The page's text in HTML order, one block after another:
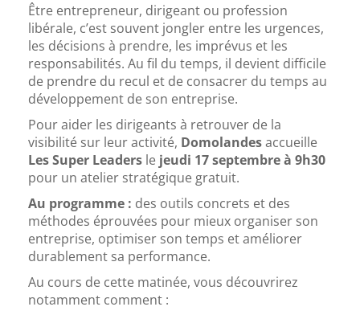
Être entrepreneur, dirigeant ou profession
libérale, c’est souvent jongler entre les urgences,
les décisions à prendre, les imprévus et les
responsabilités. Au fil du temps, il devient difficile
de prendre du recul et de consacrer du temps au
développement de son entreprise.
Pour aider les dirigeants à retrouver de la
visibilité sur leur activité, Domolandesaccueille
Les Super Leaders le jeudi 17 septembre à 9h30
pour un atelier stratégique gratuit.
Au programme : des outils concrets et des
méthodes éprouvées pour mieux organiser son
entreprise, optimiser son temps et améliorer
durablement sa performance.
Au cours de cette matinée, vous découvrirez
notamment comment :